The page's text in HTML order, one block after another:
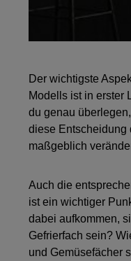
Der wichtigste
Modells ist in erster
du genau
diese Entscheidung
maßgeblich
Auch die
ist ein wichtiger
dabei aufkommen,
Gefrierfach sein?
und Gemüsefächer